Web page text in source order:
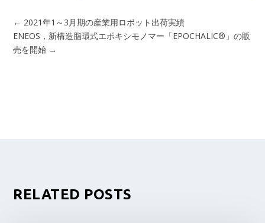
← 2021年1～3月期の産業用ロボット出荷実績
ENEOS，新構造脂環式エポキシモノマー「EPOCHALIC®」の販
売を開始 →
RELATED POSTS